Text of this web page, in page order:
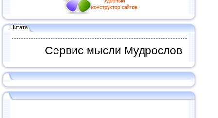
Цитата
Сервис мысли Мудрослов